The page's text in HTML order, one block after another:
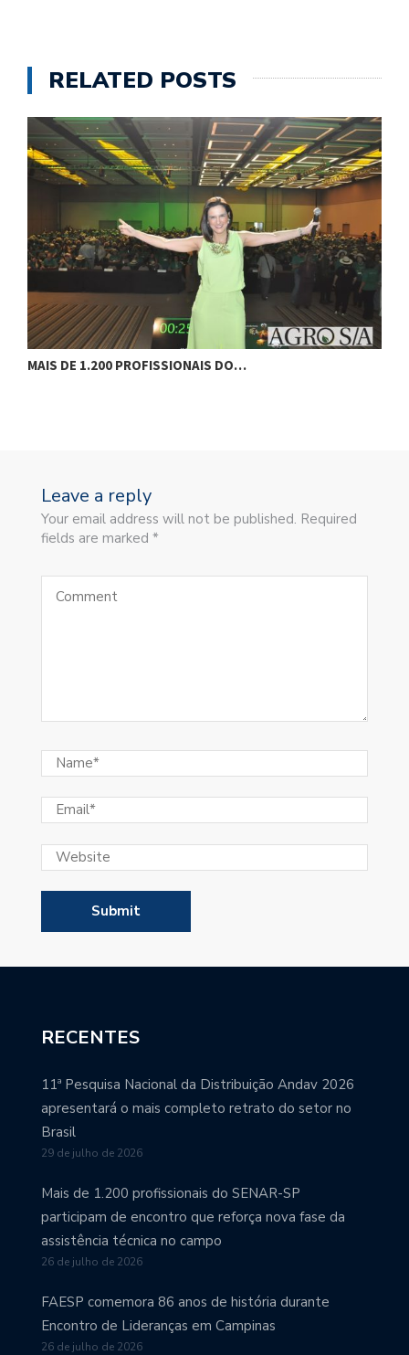
RELATED POSTS
MAIS DE 1.200 PROFISSIONAIS DO…
Leave a reply
Your email address will not be published. Required
fields are marked *
RECENTES
11ª Pesquisa Nacional da Distribuição Andav 2026
apresentará o mais completo retrato do setor no
Brasil
29 de julho de 2026
Mais de 1.200 profissionais do SENAR-SP
participam de encontro que reforça nova fase da
assistência técnica no campo
26 de julho de 2026
FAESP comemora 86 anos de história durante
Encontro de Lideranças em Campinas
26 de julho de 2026